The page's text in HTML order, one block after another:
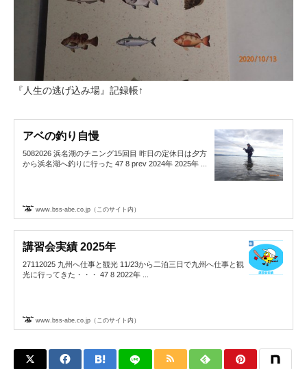
『人生の逃げ込み場』記録帳↑
アベの釣り自慢
5082026 浜名湖のチニング15回目 昨日の定休日は夕方
から浜名湖へ釣りに行った 47 8 prev 2024年 2025年 ...
www.bss-abe.co.jp（このサイト内）
講習会実績 2025年
27112025 九州へ仕事と観光 11/23から二泊三日で九州へ仕事と観
光に行ってきた・・・ 47 8 2022年 ...
www.bss-abe.co.jp（このサイト内）